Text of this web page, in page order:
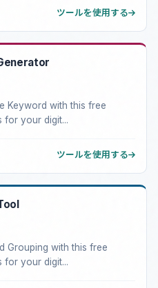
ツールを使用する
with this free
for your digit...
ツールを使用する
with this free
for your digit...